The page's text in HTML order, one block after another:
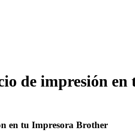
de impresión
en tu Impresora Brother